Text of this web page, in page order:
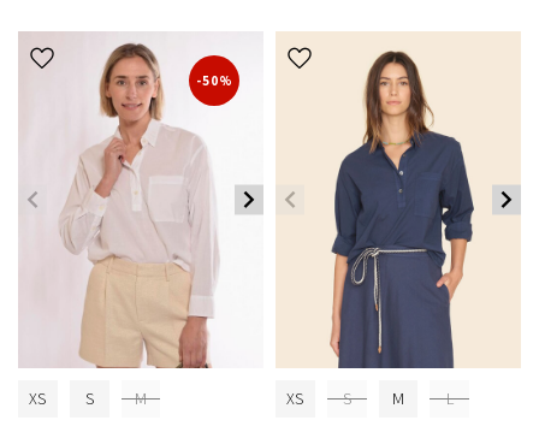
-50%
XS S M XS S M L